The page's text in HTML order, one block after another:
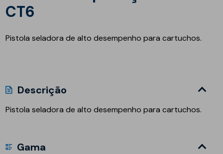
CT6
Pistola seladora de alto desempenho para cartuchos.
Descrição
Pistola seladora de alto desempenho para cartuchos.
Gama